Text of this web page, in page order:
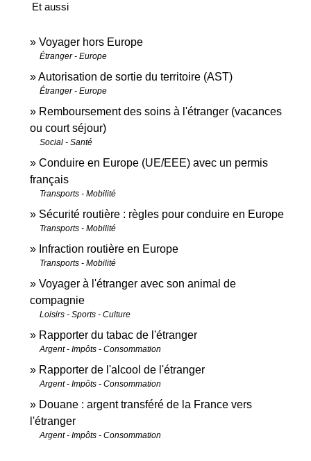
Et aussi
Voyager hors Europe
Étranger - Europe
Autorisation de sortie du territoire (AST)
Étranger - Europe
Remboursement des soins à l'étranger (vacances
ou court séjour)
Social - Santé
Conduire en Europe (UE/EEE) avec un permis
français
Transports - Mobilité
Sécurité routière : règles pour conduire en Europe
Transports - Mobilité
Infraction routière en Europe
Transports - Mobilité
Voyager à l'étranger avec son animal de
compagnie
Loisirs - Sports - Culture
Rapporter du tabac de l'étranger
Argent - Impôts - Consommation
Rapporter de l'alcool de l'étranger
Argent - Impôts - Consommation
Douane : argent transféré de la France vers
l'étranger
Argent - Impôts - Consommation